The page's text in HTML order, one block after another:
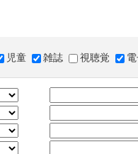
児童 雑誌 視聴覚